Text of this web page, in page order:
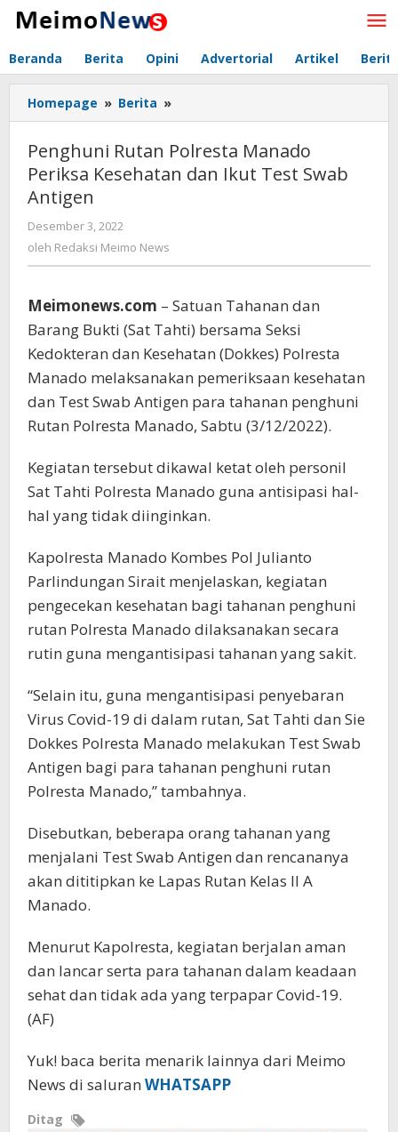
Lewati
Beranda Berita Opini Advertorial Artikel
Homepage » Berita »
Rutan
Polresta
Manado
Periksa
Swab
Penghuni Rutan Polresta Manado
Periksa Kesehatan dan Ikut Test Swab
Antigen
Desember 3, 2022
Redaksi
oleh Redaksi Meimo News
Meimonews.com – Satuan Tahanan dan
Barang Bukti (Sat Tahti) bersama Seksi
Kedokteran dan Kesehatan (Dokkes) Polresta
Manado melaksanakan pemeriksaan kesehatan
dan Test Swab Antigen para tahanan penghuni
Rutan Polresta Manado, Sabtu (3/12/2022).
Kegiatan tersebut dikawal ketat oleh personil
Sat Tahti Polresta Manado guna antisipasi hal-
hal yang tidak diinginkan.
Kapolresta Manado Kombes Pol Julianto
Parlindungan Sirait menjelaskan, kegiatan
pengecekan kesehatan bagi tahanan penghuni
rutan Polresta Manado dilaksanakan secara
rutin guna mengantisipasi tahanan yang sakit.
“Selain itu, guna mengantisipasi penyebaran
Virus Covid-19 di dalam rutan, Sat Tahti dan Sie
Dokkes Polresta Manado melakukan Test Swab
Antigen bagi para tahanan penghuni rutan
Polresta Manado,” tambahnya.
Disebutkan, beberapa orang tahanan yang
menjalani Test Swab Antigen dan rencananya
akan dititipkan ke Lapas Rutan Kelas II A
Manado.
Menurut Kapolresta, kegiatan berjalan aman
dan lancar serta para tahanan dalam keadaan
sehat dan tidak ada yang terpapar Covid-19.
(AF)
Yuk! baca berita menarik lainnya dari Meimo
News di saluran WHATSAPP
Ditag